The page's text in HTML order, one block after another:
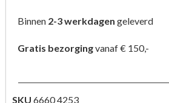
Binnen 2-3 werkdagen geleverd
Gratis bezorgingvanaf € 150,-
SKU 6660 4253